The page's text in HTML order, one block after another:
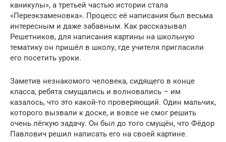
каникулы», а третьей частью истории стала
«Переэкзаменовка». Процесс её написания был весьма
интересным и даже забавным. Как рассказывал
Решетников, для написания картины на школьную
тематику он пришёл в школу, где учителя пригласили
его посетить уроки.
Заметив незнакомого человека, сидящего в конце
класса, ребята смущались и волновались – им
казалось, что это какой-то проверяющий. Один мальчик,
которого вызвали к доске, и вовсе не смог решить
очень лёгкую задачу. Он был до того смущён, что Фёдор
Павлович решил написать его на своей картине.